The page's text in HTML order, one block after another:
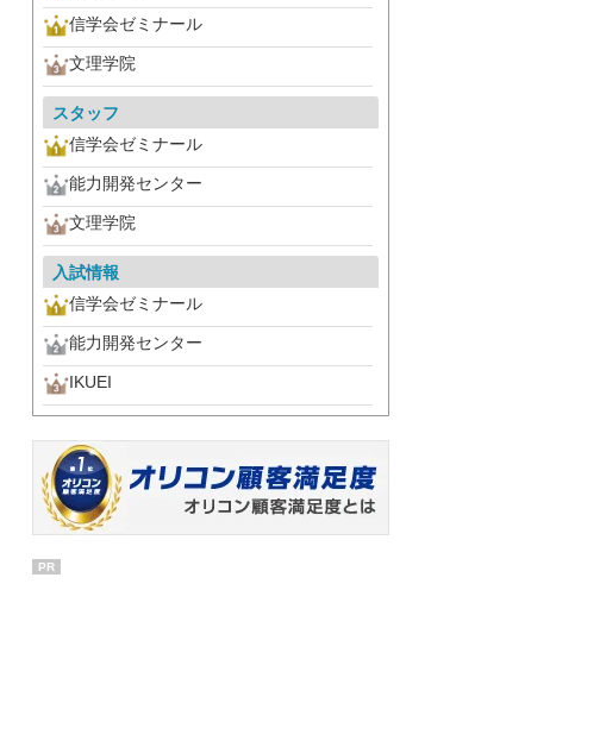
信学会ゼミナール
文理学院
スタッフ
信学会ゼミナール
能力開発センター
文理学院
入試情報
信学会ゼミナール
能力開発センター
IKUEI
PR